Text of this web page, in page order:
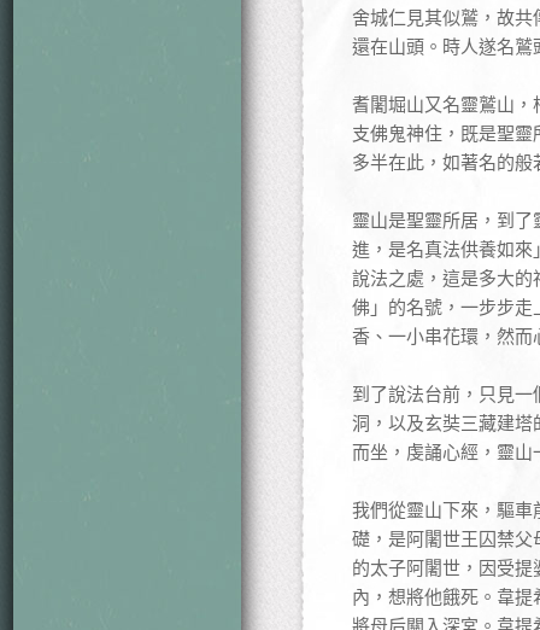
舍城仁見其似鷲，故
還在山頭。時人遂名
耆闍堀山又名靈鷲山
支佛鬼神住，既是聖
多半在此，如著名的
靈山是聖靈所居，到
進，是名真法供養如
說法之處，這是多大
佛」的名號，一步步
香、一小串花環，然
到了說法台前，只見
洞，以及玄奘三藏建
而坐，虔誦心經，靈山
我們從靈山下來，驅
礎，是阿闍世王囚禁
的太子阿闍世，因受
內，想將他餓死。韋
將母后關入深宮。韋